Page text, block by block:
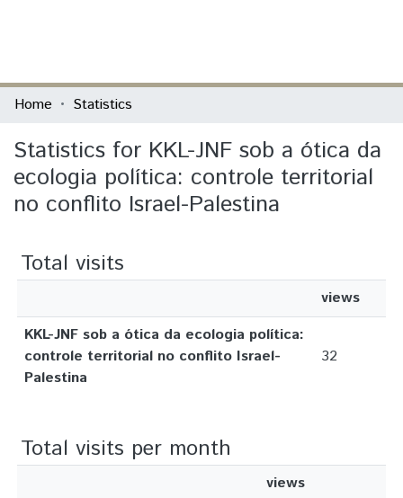
Communities & Collections
All of DSpace
Home Statistics
Statistics for KKL-JNF sob a ótica da
ecologia política: controle territorial
no conflito Israel-Palestina
Total visits
views
KKL-JNF sob a ótica da ecologia política:
controle territorial no conflito Israel-
Palestina
32
Total visits per month
views